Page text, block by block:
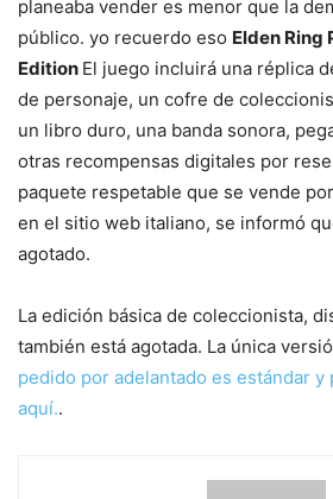
planeaba vender es menor que la
público. yo recuerdo eso Elden Ring
Edition El juego incluirá una réplica
de personaje, un cofre de
un libro duro, una banda sonora,
otras recompensas digitales por
paquete respetable que se vende
en el sitio web italiano, se informó
agotado.
La edición básica de coleccionista,
también está agotada. La única
pedido por adelantado es estándar
aquí..